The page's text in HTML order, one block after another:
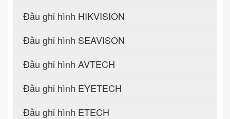
Đầu ghi hình HIKVISION
Đầu ghi hình SEAVISON
Đầu ghi hình AVTECH
Đầu ghi hình EYETECH
Đầu ghi hình ETECH